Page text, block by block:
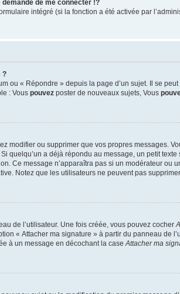
demande de me connecter !?
intégré (si la fonction a été activée par
?
ou « Répondre » depuis la page d’un sujet. Il se
: Vous pouvez poster de nouveaux sujets, Vous
modifier ou supprimer que vos propres messages.
quelqu’un a déjà répondu au message, un petit
Ce message n’apparaîtra pas si un modérateur
Notez que les utilisateurs ne peuvent pas
de l’utilisateur. Une fois créée, vous pouvez cocher
« Attacher ma signature » à partir du panneau de
à un message en décochant la caseAttacher ma